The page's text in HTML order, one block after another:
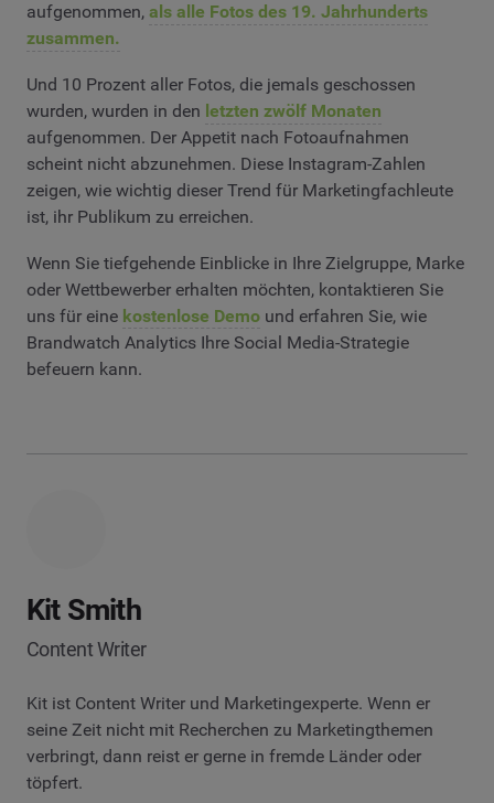
aufgenommen, als alle Fotos des 19. Jahrhunderts
zusammen.
Und 10 Prozent aller Fotos, die jemals geschossen
wurden, wurden in den letzten zwölf Monaten
aufgenommen. Der Appetit nach Fotoaufnahmen
scheint nicht abzunehmen. Diese Instagram-Zahlen
zeigen, wie wichtig dieser Trend für Marketingfachleute
ist, ihr Publikum zu erreichen.
Wenn Sie tiefgehende Einblicke in Ihre Zielgruppe, Marke
oder Wettbewerber erhalten möchten, kontaktieren Sie
uns für eine kostenlose Demo und erfahren Sie, wie
Brandwatch Analytics Ihre Social Media-Strategie
befeuern kann.
Kit Smith
Content Writer
Kit ist Content Writer und Marketingexperte. Wenn er
seine Zeit nicht mit Recherchen zu Marketingthemen
verbringt, dann reist er gerne in fremde Länder oder
töpfert.